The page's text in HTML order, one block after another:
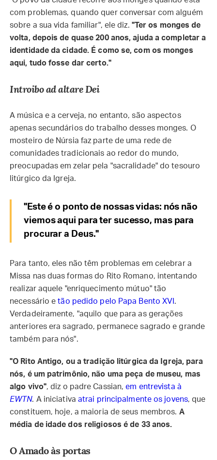
com problemas, quando quer conversar com alguém
sobre a sua vida familiar", ele diz. "Ter os monges de
volta, depois de quase 200 anos, ajuda a completar a
identidade da cidade. É como se, com os monges
aqui, tudo fosse dar certo."
Introibo ad altare Dei
A música e a cerveja, no entanto, são aspectos
apenas secundários do trabalho desses monges. O
mosteiro de Núrsia faz parte de uma rede de
comunidades tradicionais ao redor do mundo,
preocupadas em zelar pela "sacralidade" do tesouro
litúrgico da Igreja.
"Este é o ponto de nossas vidas: nós não
viemos aqui para ter sucesso, mas para
procurar a Deus."
Para tanto, eles não têm problemas em celebrar a
Missa nas duas formas do Rito Romano, intentando
realizar aquele "enriquecimento mútuo" tão
necessário etão pedido pelo Papa Bento XVI .
Verdadeiramente, "aquilo que para as gerações
anteriores era sagrado, permanece sagrado e grande
também para nós".
"O Rito Antigo, ou a tradição litúrgica da Igreja, para
nós, é um patrimônio, não uma peça de museu, mas
algo vivo", diz o padre Cassian,em entrevista à
EWTN. A iniciativa atrai principalmente os jovens, que
constituem, hoje, a maioria de seus membros. A
média de idade dos religiosos é de 33 anos.
O Amado às portas